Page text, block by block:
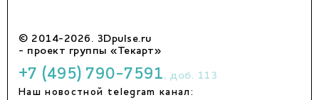
© 2014-2026. 3Dpulse.ru
- проект группы «Текарт»
+7 (495) 790-7591 , доб. 113
Наш новостной telegram канал: